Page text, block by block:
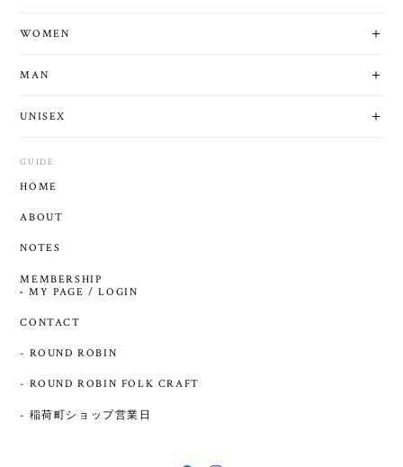
WOMEN
MAN
UNISEX
GUIDE
HOME
ABOUT
NOTES
MEMBERSHIP
MY PAGE / LOGIN
CONTACT
- ROUND ROBIN
- ROUND ROBIN FOLK CRAFT
- 稲荷町ショップ営業日